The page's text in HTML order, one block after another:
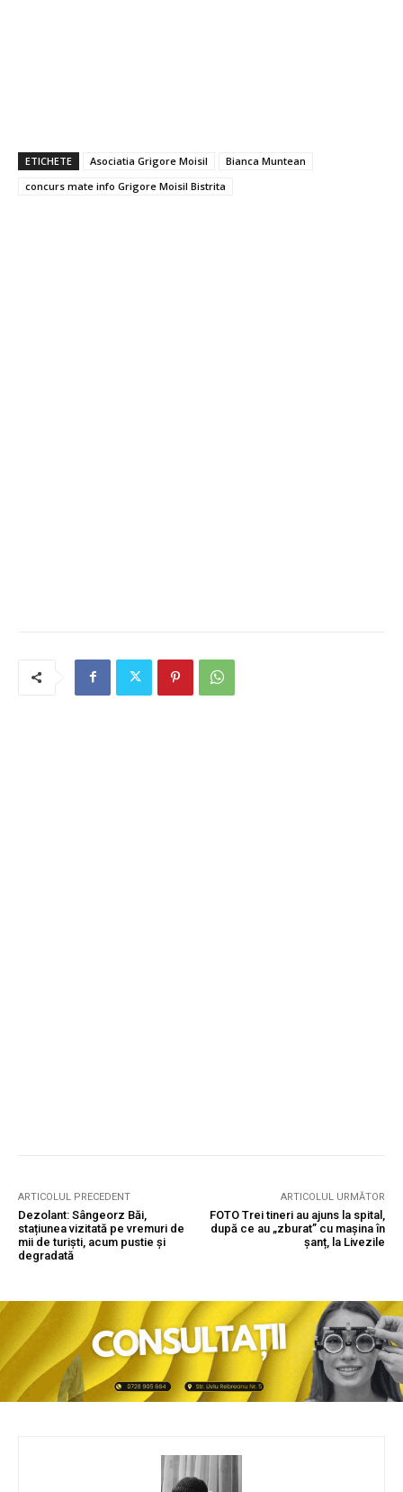
ETICHETE Asociatia Grigore Moisil
Bianca Muntean
concurs mate info Grigore Moisil Bistrita
ARTICOLUL PRECEDENT
Dezolant: Sângeorz Băi,
stațiunea vizitată pe vremuri de
mii de turiști, acum pustie și
degradată
ARTICOLUL URMĂTOR
FOTO Trei tineri au ajuns la spital,
după ce au „zburat” cu mașina în
șanț, la Livezile